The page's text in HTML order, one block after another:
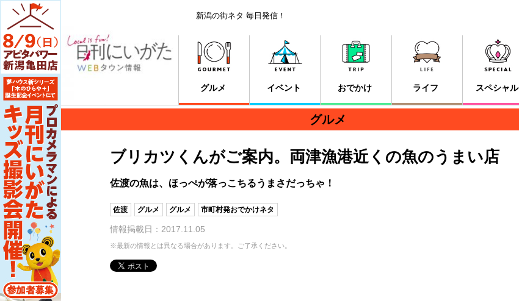
新潟の街ネタ 毎日発信！
グルメ イベント おでかけ ライフ スペシャル
グルメ
ブリカツくんがご案内。両津漁港近くの魚のうまい店
佐渡の魚は、ほっぺが落っこちるうまさだっちゃ！
佐渡 グルメ グルメ 市町村発おでかけネタ
情報掲載日：2017.11.05
※最新の情報とは異なる場合があります。ご了承ください。